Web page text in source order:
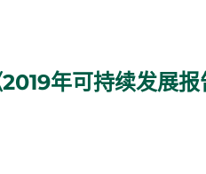
年可持续发展报